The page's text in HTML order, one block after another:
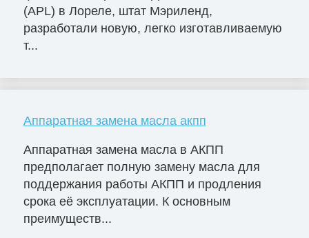
(APL) в Лореле, штат Мэриленд,
разработали новую, легко изготавливаемую
т...
Аппаратная замена масла акпп
Аппаратная замена масла в АКПП
предполагает полную замену масла для
поддержания работы АКПП и продления
срока её эксплуатации. К основным
преимуществ...